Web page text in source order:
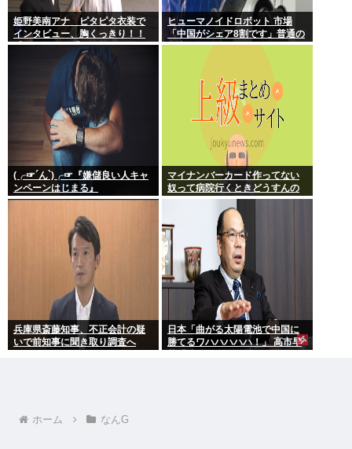
姫野美南アナ ピタピタ衣装で
インタビュー、胸くっきり！！
【GIF動画あり】
ヒューマノイドロボット 市場
「中国がシェア8割です」普通の
日本人怒りのフェイクニュース
(╭☞´ん`)╭☞『嫌儲良い人キャ
ンペーンはじまる』
マイナンバーカード作ってない
奴って病院行くときどうすんの
兵庫県斎藤知事、不正会計の疑
いで前知事に聞き取り調査へ
日本「曲がる太陽電池で中国に
勝てるワハハハハハ！」 高市早
ホーム なんG